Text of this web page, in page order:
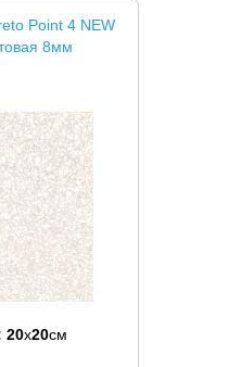
Point 4 NEW
8мм
20x20см